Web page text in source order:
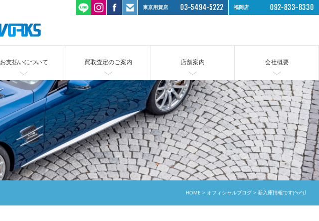
東京用賀店 03-5494-5222 福岡店 092-833-8330
お支払いについて 買取査定のご案内 店舗案内 会社概要
HOME オフィシャルブログ 新入庫情報です(^o^)丿